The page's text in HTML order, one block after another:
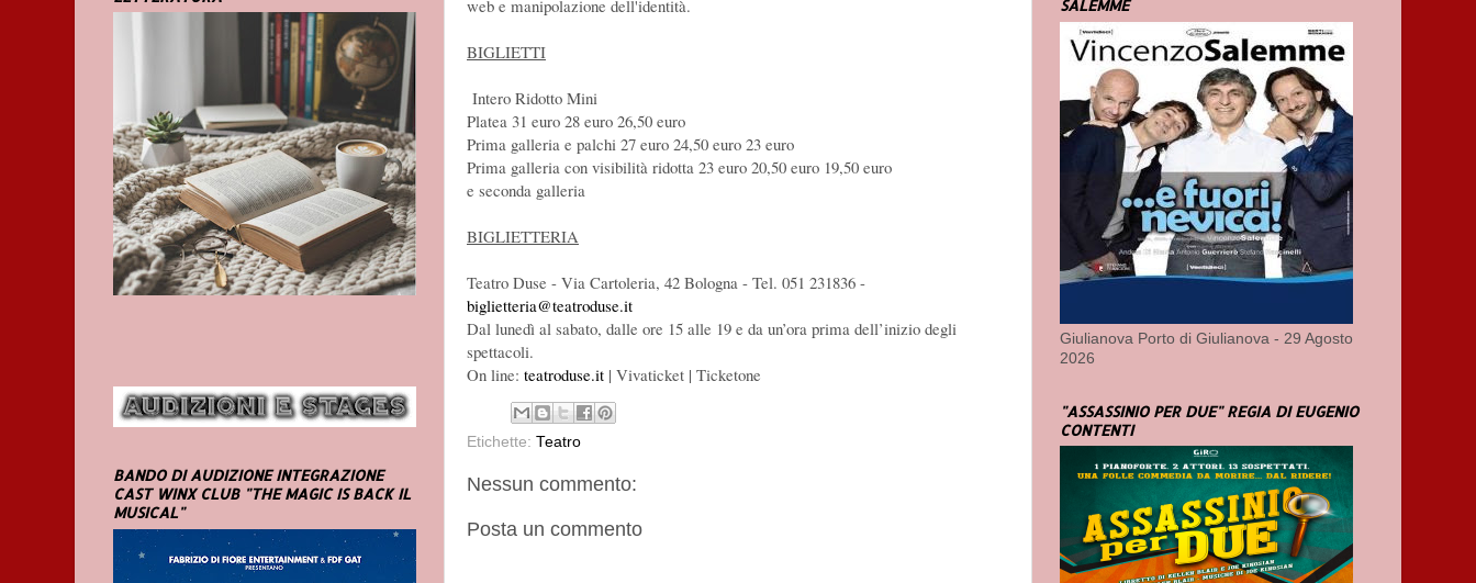
web e manipolazione dell'identità.
BIGLIETTI
Intero Ridotto Mini
Platea 31 euro 28 euro 26,50 euro
Prima galleria e palchi 27 euro 24,50 euro 23 euro
Prima galleria con visibilità ridotta 23 euro 20,50 euro 19,50 euro
e seconda galleria
BIGLIETTERIA
Teatro Duse - Via Cartoleria, 42 Bologna - Tel. 051 231836 -
biglietteria@teatroduse.it
Dal lunedì al sabato, dalle ore 15 alle 19 e da un’ora prima dell’inizio degli
spettacoli.
On line: teatroduse.it | Vivaticket | Ticketone
Etichette: Teatro
Nessun commento:
Posta un commento
BANDO DI AUDIZIONE INTEGRAZIONE
CAST WINX CLUB "THE MAGIC IS BACK IL
MUSICAL"
SALEMME
Giulianova Porto di Giulianova - 29 Agosto
2026
"ASSASSINIO PER DUE" REGIA DI EUGENIO
CONTENTI